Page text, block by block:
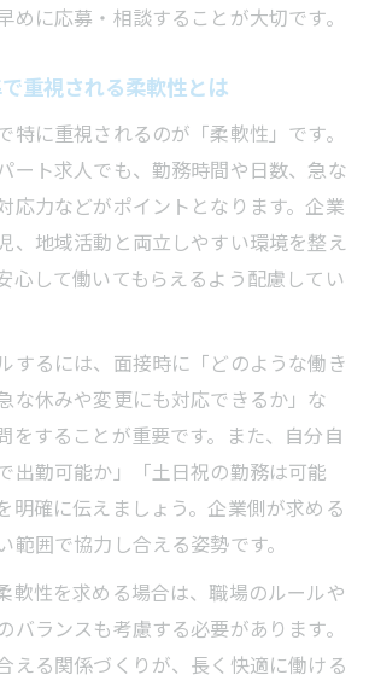
めに応募・相談することが大切です。
重視される柔軟性とは
特に重視されるのが「柔軟性」です。
ート求人でも、勤務時間や日数、急な
応力などがポイントとなります。企業
、地域活動と両立しやすい環境を整え
心して働いてもらえるよう配慮してい
するには、面接時に「どのような働き
な休みや変更にも対応できるか」な
をすることが重要です。また、自分自
出勤可能か」「土日祝の勤務は可能
明確に伝えましょう。企業側が求める
範囲で協力し合える姿勢です。
軟性を求める場合は、職場のルールや
バランスも考慮する必要があります。
える関係づくりが、長く快適に働ける